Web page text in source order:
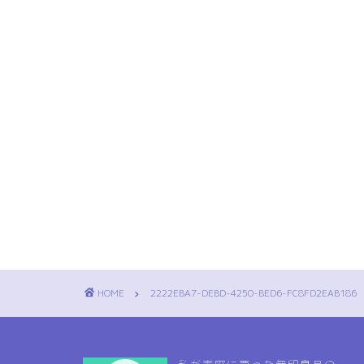
HOME 2222EBA7-DEBD-4250-BED6-FC8FD2EAB186